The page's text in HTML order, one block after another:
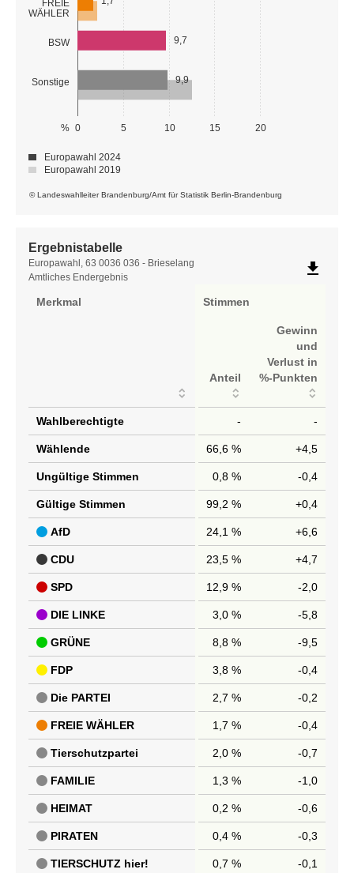
FREIE
WÄHLER
BSW
Sonstige
0 5 10 15 20
%
9,7
9,9
© Landeswahlleiter Brandenburg/Amt für Statistik Berlin-Brandenburg
Europawahl 2024
Europawahl 2019
Ergebnistabelle
Ergebnistabelle
Europawahl, 63 0036 036 - Brieselang
Amtliches Endergebnis
file_download
Merkmal Stimmen
Anteil
Gewinn
und
Verlust in
%-Punkten
Wahlberechtigte - -
Wählende 66,6 % +4,5
Ungültige Stimmen 0,8 % -0,4
Gültige Stimmen 99,2 % +0,4
AfD 24,1 % +6,6
CDU 23,5 % +4,7
SPD 12,9 % -2,0
DIE LINKE 3,0 % -5,8
GRÜNE 8,8 % -9,5
FDP 3,8 % -0,4
Die PARTEI 2,7 % -0,2
FREIE WÄHLER 1,7 % -0,4
Tierschutzpartei 2,0 % -0,7
FAMILIE 1,3 % -1,0
HEIMAT 0,2 % -0,6
PIRATEN 0,4 % -0,3
TIERSCHUTZ hier! 0,7 % -0,1